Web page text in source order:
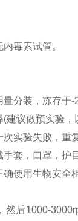
毒素试管。
分装，冻存
议做预实验，
实验失败，重
套，口罩，护
使用生物安全柜
后1000-